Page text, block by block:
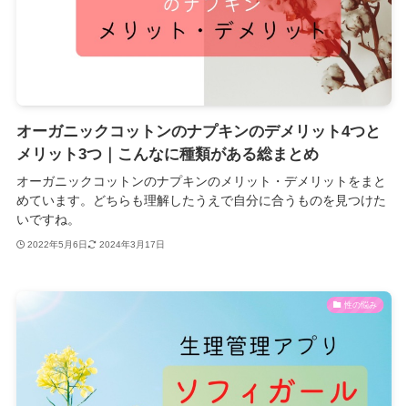
オーガニックコットンのナプキンのデメリット4つと
メリット3つ｜こんなに種類がある総まとめ
オーガニックコットンのナプキンのメリット・デメリットをまと
めています。どちらも理解したうえで自分に合うものを見つけた
いですね。
2022年5月6日 2024年3月17日
性の悩み